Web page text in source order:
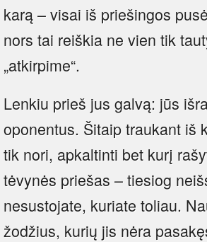
karą – visai iš priešingos
nors tai reiškia ne vien tik
„atkirpime“.
Lenkiu prieš jus galvą: jūs
oponentus. Šitaip traukant iš
tik nori, apkaltinti bet kurį
tėvynės priešas – tiesiog
nesustojate, kuriate toliau.
žodžius, kurių jis nėra